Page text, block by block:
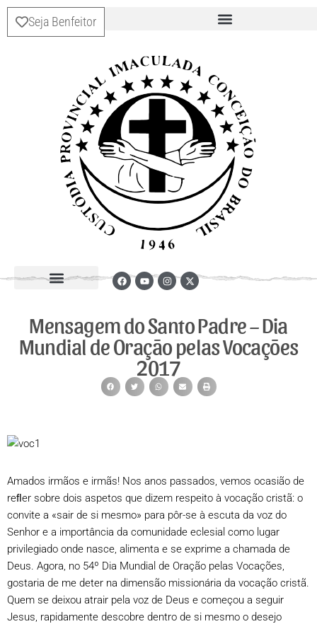
Seja Benfeitor
Mensagem do Santo Padre – Dia
Mundial de Oração pelas Vocações
2017
Amados irmãos e irmãs! Nos anos passados, vemos ocasião de
reﬂer sobre dois aspetos que dizem respeito à vocação cristã: o
convite a «sair de si mesmo» para pôr-se à escuta da voz do
Senhor e a importância da comunidade eclesial como lugar
privilegiado onde nasce, alimenta e se exprime a chamada de
Deus. Agora, no 54º Dia Mundial de Oração pelas Vocações,
gostaria de me deter na dimensão missionária da vocação cristã.
Quem se deixou atrair pela voz de Deus e começou a seguir
Jesus, rapidamente descobre dentro de si mesmo o desejo